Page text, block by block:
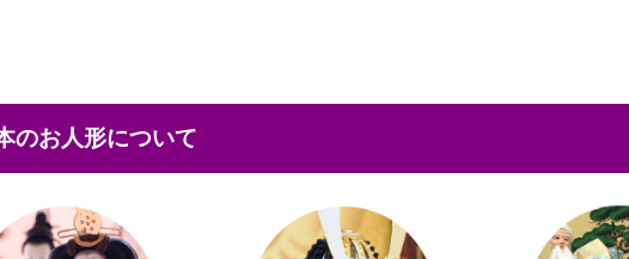
本のお人形について